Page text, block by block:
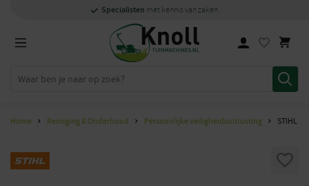
Specialisten met kennis van zaken
1000m2showroom in Staphorst
Persoonlijkensnelcontact
Specialisten met kennis van zaken
Home Reiniging & Onderhoud Persoonlijke veiligheidsuitrusting STIHL